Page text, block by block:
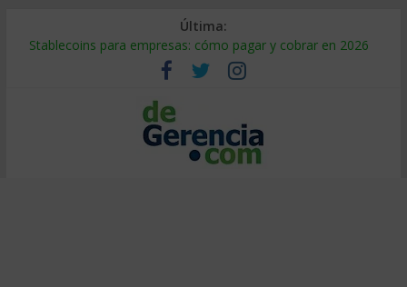
Última:
Stablecoins para empresas: cómo pagar y cobrar en 2026
Despido silencioso: qué es y por qué sale tan caro
IA en selección de personal: cómo auditarla a tiempo
Trabajo forzoso en la cadena de suministro: qué hacer
Mercado hispano de EE. UU.: cómo segmentarlo y venderle